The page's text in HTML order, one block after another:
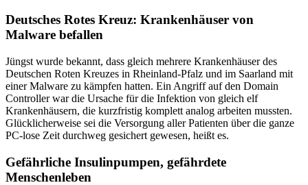
Deutsches Rotes Kreuz: Krankenhäuser von
Malware befallen
Jüngst wurde bekannt, dass gleich mehrere Krankenhäuser des
Deutschen Roten Kreuzes in Rheinland-Pfalz und im Saarland mit
einer Malware zu kämpfen hatten. Ein Angriff auf den Domain
Controller war die Ursache für die Infektion von gleich elf
Krankenhäusern, die kurzfristig komplett analog arbeiten mussten.
Glücklicherweise sei die Versorgung aller Patienten über die ganze
PC-lose Zeit durchweg gesichert gewesen, heißt es.
Gefährliche Insulinpumpen, gefährdete
Menschenleben